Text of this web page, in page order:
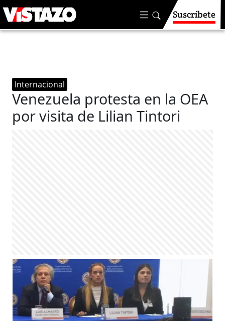
Suscríbete
Internacional
Venezuela protesta en la OEA
por visita de Lilian Tintori